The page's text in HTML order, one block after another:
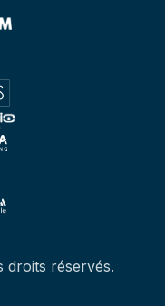
droits réservés.